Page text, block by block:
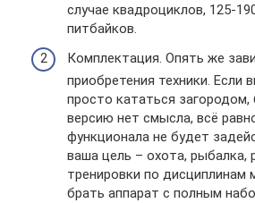
случае квадроциклов, 125-
питбайков.
Комплектация. Опять же
приобретения техники. Если
просто кататься
версию нет смысла, всё
функционала не будет
ваша цель – охота, рыбалка,
тренировки по дисциплинам
брать аппарат с полным